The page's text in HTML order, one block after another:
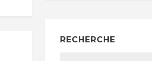
RECHERCHE